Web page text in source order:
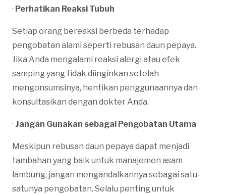
· Perhatikan Reaksi Tubuh
Setiap orang bereaksi berbeda terhadap
pengobatan alami seperti rebusan daun pepaya.
Jika Anda mengalami reaksi alergi atau efek
samping yang tidak diinginkan setelah
mengonsumsinya, hentikan penggunaannya dan
konsultasikan dengan dokter Anda.
· Jangan Gunakan sebagai Pengobatan Utama
Meskipun rebusan daun pepaya dapat menjadi
tambahan yang baik untuk manajemen asam
lambung, jangan mengandalkannya sebagai satu-
satunya pengobatan. Selalu penting untuk